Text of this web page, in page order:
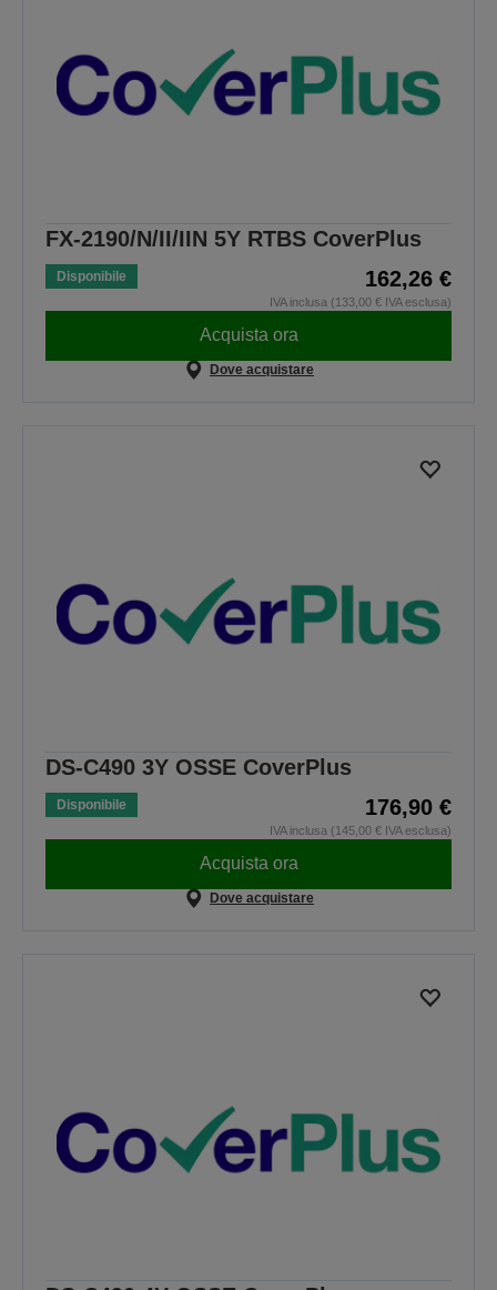
FX-2190/N/II/IIN 5Y RTBS CoverPlus
Disponibile 162,26 €
IVA inclusa (133,00 € IVA esclusa)
Acquista ora
Dove acquistare
DS-C490 3Y OSSE CoverPlus
Disponibile 176,90 €
IVA inclusa (145,00 € IVA esclusa)
Acquista ora
Dove acquistare